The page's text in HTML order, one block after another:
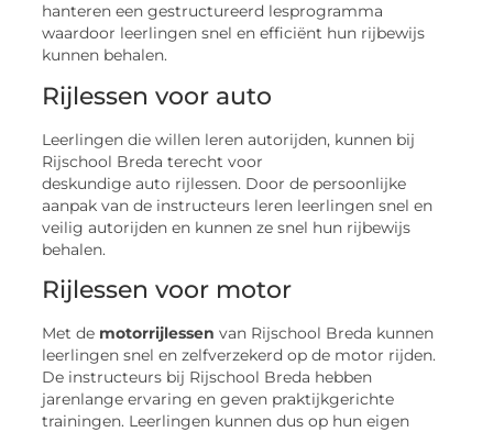
hanteren een gestructureerd lesprogramma
waardoor leerlingen snel en efficiënt hun rijbewijs
kunnen behalen.
Rijlessen voor auto
Leerlingen die willen leren autorijden, kunnen bij
Rijschool Breda terecht voor
deskundige auto rijlessen. Door de persoonlijke
aanpak van de instructeurs leren leerlingen snel en
veilig autorijden en kunnen ze snel hun rijbewijs
behalen.
Rijlessen voor motor
Met de motorrijlessen van Rijschool Breda kunnen
leerlingen snel en zelfverzekerd op de motor rijden.
De instructeurs bij Rijschool Breda hebben
jarenlange ervaring en geven praktijkgerichte
trainingen. Leerlingen kunnen dus op hun eigen